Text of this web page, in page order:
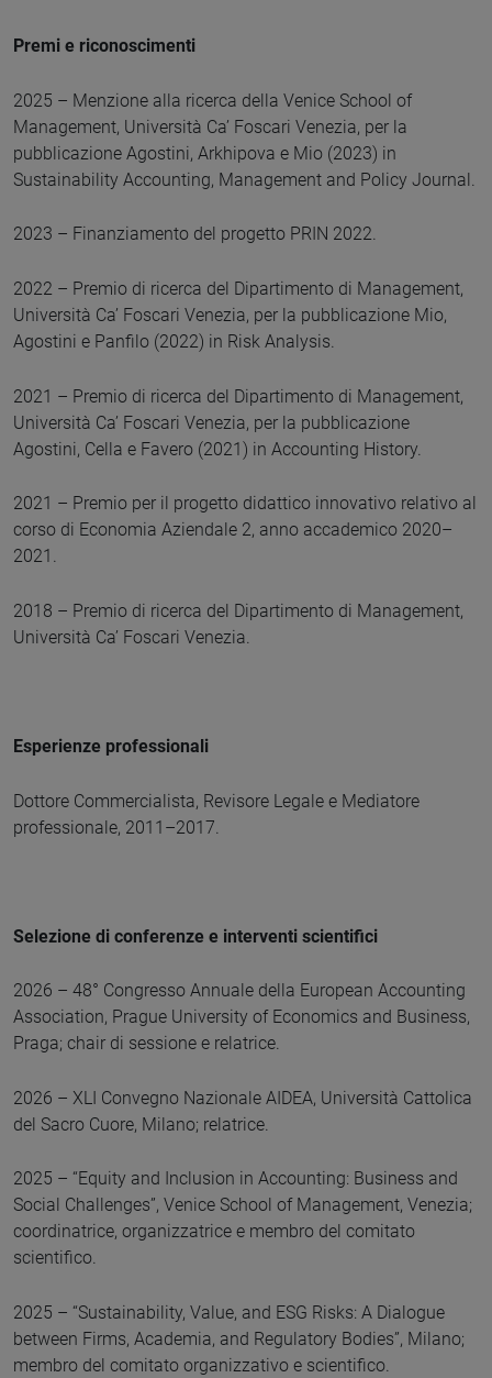
Premi e riconoscimenti
2025 – Menzione alla ricerca della Venice School of
Management, Università Ca’ Foscari Venezia, per la
pubblicazione Agostini, Arkhipova e Mio (2023) in
Sustainability Accounting, Management and Policy Journal.
2023 – Finanziamento del progetto PRIN 2022.
2022 – Premio di ricerca del Dipartimento di Management,
Università Ca’ Foscari Venezia, per la pubblicazione Mio,
Agostini e Panfilo (2022) in Risk Analysis.
2021 – Premio di ricerca del Dipartimento di Management,
Università Ca’ Foscari Venezia, per la pubblicazione
Agostini, Cella e Favero (2021) in Accounting History.
2021 – Premio per il progetto didattico innovativo relativo al
corso di Economia Aziendale 2, anno accademico 2020–
2021.
2018 – Premio di ricerca del Dipartimento di Management,
Università Ca’ Foscari Venezia.
Esperienze professionali
Dottore Commercialista, Revisore Legale e Mediatore
professionale, 2011–2017.
Selezione di conferenze e interventi scientifici
2026 – 48° Congresso Annuale della European Accounting
Association, Prague University of Economics and Business,
Praga; chair di sessione e relatrice.
2026 – XLI Convegno Nazionale AIDEA, Università Cattolica
del Sacro Cuore, Milano; relatrice.
2025 – “Equity and Inclusion in Accounting: Business and
Social Challenges”, Venice School of Management, Venezia;
coordinatrice, organizzatrice e membro del comitato
scientifico.
2025 – “Sustainability, Value, and ESG Risks: A Dialogue
between Firms, Academia, and Regulatory Bodies”, Milano;
membro del comitato organizzativo e scientifico.